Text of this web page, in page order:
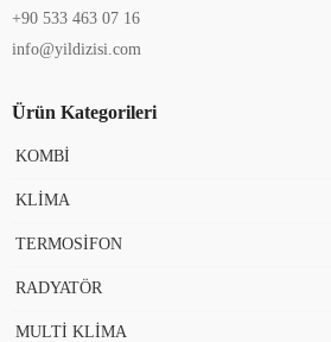
+90 533 463 07 16
info@yildizisi.com
Ürün Kategorileri
KOMBİ
KLİMA
TERMOSİFON
RADYATÖR
MULTİ KLİMA